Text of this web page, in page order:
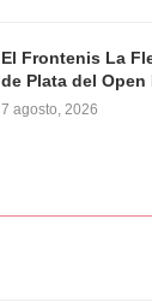
El Frontenis La
de Plata del Open
7 agosto, 2026